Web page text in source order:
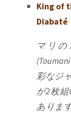
King of
Diabaté
マリ
彩なジ
が2枚
ありま